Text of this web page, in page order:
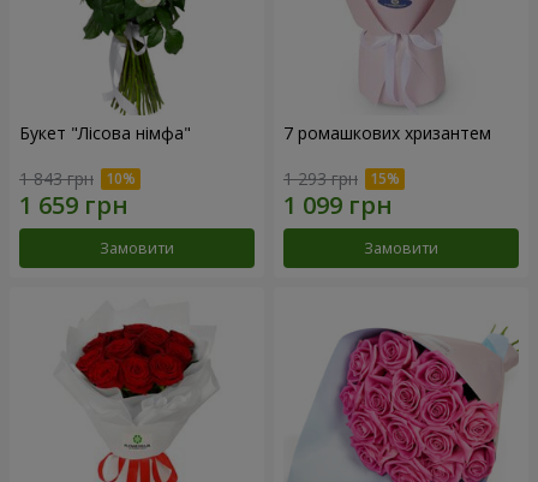
Букет "Лісова німфа"
1 843 грн
Замовити
7 ромашкових хризантем
1 293 грн
Замовити